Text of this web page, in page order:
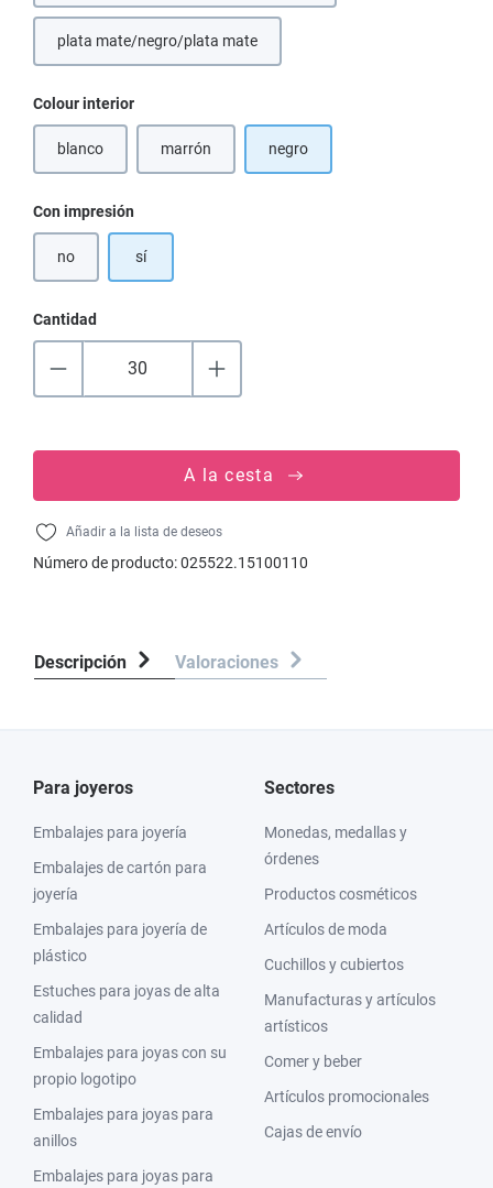
plata mate/negro/plata mate
Seleccione
Colour interior
blanco(Esta opción no está disponible en este momento.)
marrón(Esta opción no está disponible en este momento.)
negro
Seleccione
Con impresión
no sí
Cantidad
A la cesta
Añadir a la lista de deseos
Número de producto:025522.15100110
Descripción Valoraciones
Para joyeros
Embalajes para joyería
Embalajes de cartón para
joyería
Embalajes para joyería de
plástico
Estuches para joyas de alta
calidad
Embalajes para joyas con su
propio logotipo
Embalajes para joyas para
anillos
Embalajes para joyas para
Sectores
Monedas, medallas y
órdenes
Productos cosméticos
Artículos de moda
Cuchillos y cubiertos
Manufacturas y artículos
artísticos
Comer y beber
Artículos promocionales
Cajas de envío